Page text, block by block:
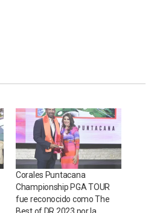
Corales Puntacana
Championship PGA TOUR
fue reconocido como The